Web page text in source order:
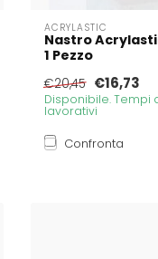
ACRYLASTIC
Nastro
1 Pezzo
€20,45 €16,73
Disponibile. Tempi
lavorativi
Confronta